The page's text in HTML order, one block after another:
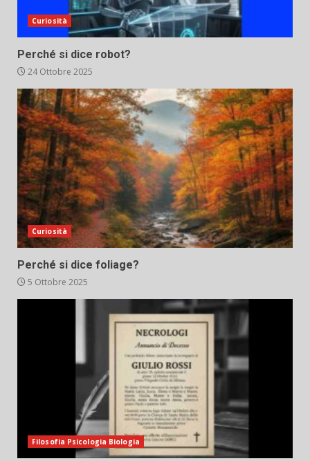
Curiosità
Perché si dice robot?
24 Ottobre 2025
Curiosità
Perché si dice foliage?
5 Ottobre 2025
Filosofia Psicologia Biologia